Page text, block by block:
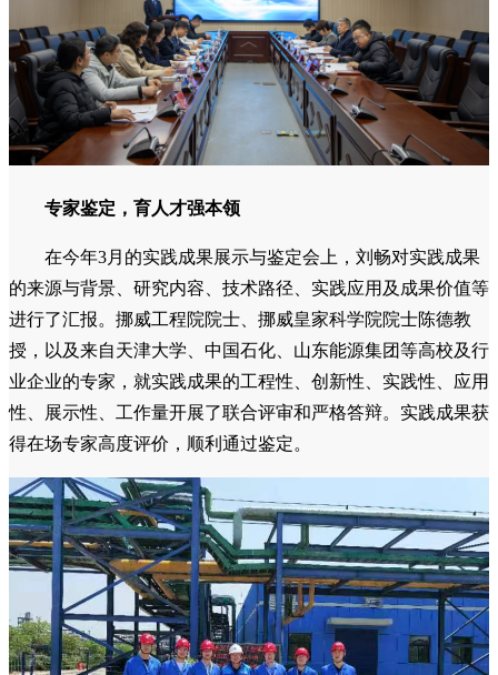
专家鉴定，育人才强本领
在今年3月的实践成果展示与鉴定会上，刘畅对实践成果
的来源与背景、研究内容、技术路径、实践应用及成果价值等
进行了汇报。挪威工程院院士、挪威皇家科学院院士陈德教
授，以及来自天津大学、中国石化、山东能源集团等高校及行
业企业的专家，就实践成果的工程性、创新性、实践性、应用
性、展示性、工作量开展了联合评审和严格答辩。实践成果获
得在场专家高度评价，顺利通过鉴定。